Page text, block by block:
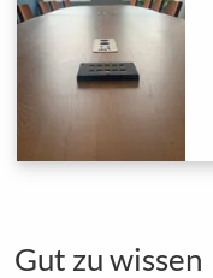
Gut zu wissen